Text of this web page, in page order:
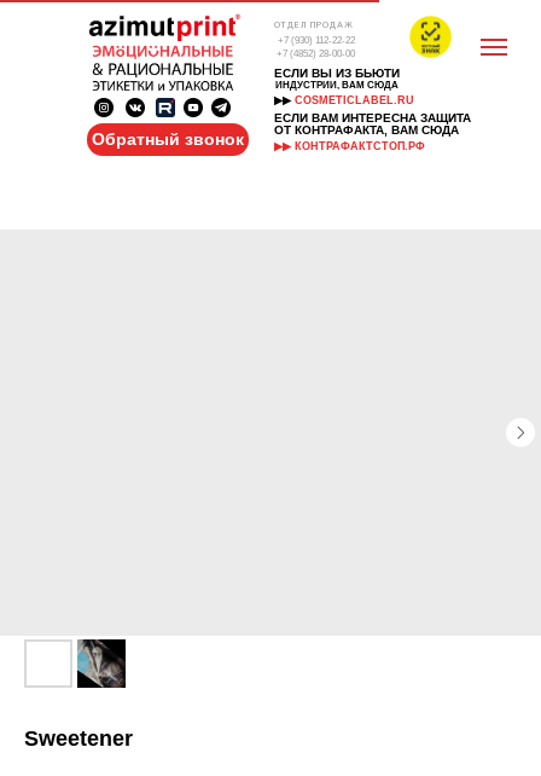
+7 (4852) 28-00-00
Обратный звонок
+7 (930) 112-22-22
ОТДЕЛ ПРОДАЖ
ИНДУСТРИИ, ВАМ СЮДА
ЕСЛИ ВЫ ИЗ БЬЮТИ
▶▶ COSMETICLABEL.RU
ЕСЛИ ВАМ ИНТЕРЕСНА ЗАЩИТА
ОТ КОНТРАФАКТА, ВАМ СЮДА
▶▶ КОНТРАФАКТСТОП.РФ
Sweetener